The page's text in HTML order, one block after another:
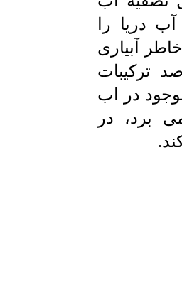
دریا را
آبیاری
نماید. این سیستم 99 درصد ترکیبات
در اب
برد، در